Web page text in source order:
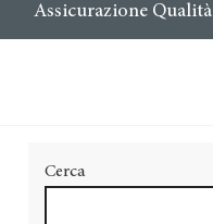
Assicurazione Qualità
Cerca